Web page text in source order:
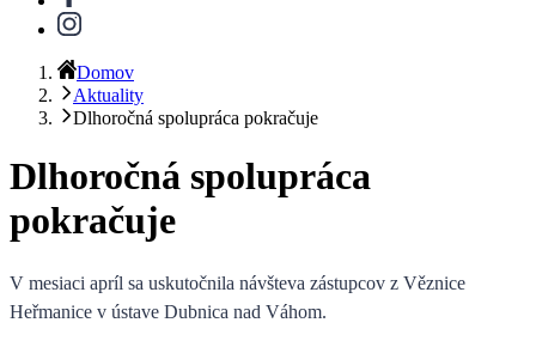
Domov
Aktuality
Dlhoročná spolupráca pokračuje
Dlhoročná spolupráca
pokračuje
V mesiaci apríl sa uskutočnila návšteva zástupcov z Věznice
Heřmanice v ústave Dubnica nad Váhom.